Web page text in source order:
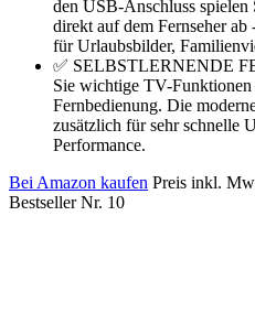
den USB-Anschluss
direkt auf dem Fernseher ab
für Urlaubsbilder,
✅ SELBSTLERNENDE
Sie wichtige TV-
Fernbedienung. Die
zusätzlich für sehr schnelle
Performance.
Bei Amazon kaufen Preis inkl.
Bestseller Nr. 10